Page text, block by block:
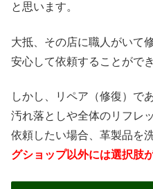
と思います。
大抵、その店に職人がいて
安心して依頼することがで
しかし、リペア（修復）で
汚れ落としや全体のリフレ
依頼したい場合、革製品を
グショップ以外には選択肢